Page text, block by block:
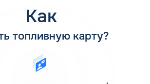
Средний показатель для бензинов –
чем у смеси сжиженных газов
бензина
что такое бензин в Усинске (смесь
Как
топливную карту?